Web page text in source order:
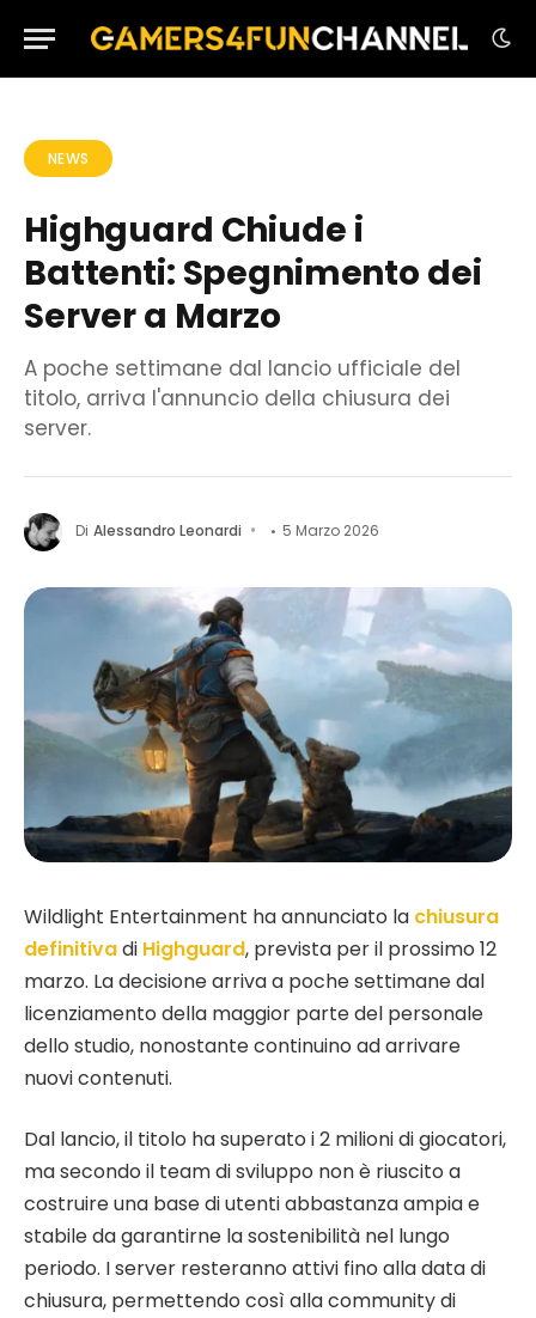
NEWS
Highguard Chiude i
Battenti: Spegnimento dei
Server a Marzo
A poche settimane dal lancio ufficiale del
titolo, arriva l'annuncio della chiusura dei
server.
Di Alessandro Leonardi 5 Marzo 2026
Wildlight Entertainment ha annunciato la chiusura
definitivadi Highguard, prevista per il prossimo 12
marzo. La decisione arriva a poche settimane dal
licenziamento della maggior parte del personale
dello studio, nonostante continuino ad arrivare
nuovi contenuti.
Dal lancio, il titolo ha superato i 2 milioni di giocatori,
ma secondo il team di sviluppo non è riuscito a
costruire una base di utenti abbastanza ampia e
stabile da garantirne la sostenibilità nel lungo
periodo. I server resteranno attivi fino alla data di
chiusura, permettendo così alla community di